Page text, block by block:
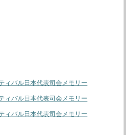
ィバル日本代表司会メモリー
ィバル日本代表司会メモリー
ィバル日本代表司会メモリー